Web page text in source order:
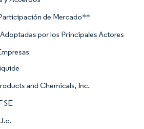
de Mercado**
por los Principales Actores
and Chemicals, Inc.
SE